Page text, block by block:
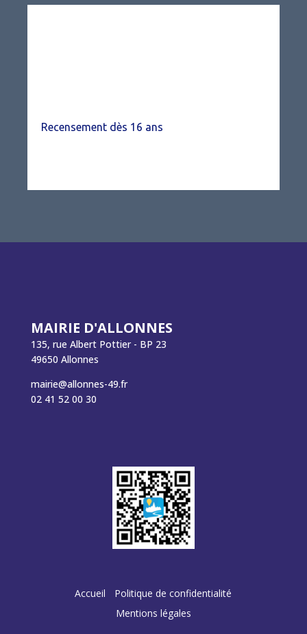
Recensement dès 16 ans
MAIRIE D'ALLONNES
135, rue Albert Pottier - BP 23
49650 Allonnes
mairie@allonnes-49.fr
02 41 52 00 30
Accueil
Politique de confidentialité
Mentions légales